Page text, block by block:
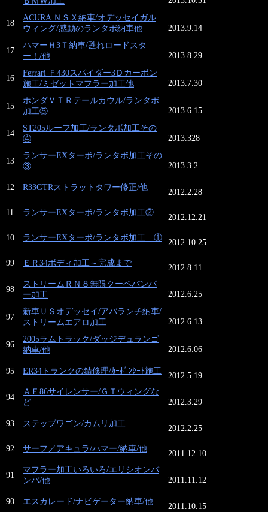
18
ACURA ＮＳＸ納車/オデッセイガル
ウィング/感動のランタボ納車他
2013.9.14
17
ハマーＨ3Ｔ納車/甦れロードスタ
ー！/他
2013.8.29
16
Ferrari Ｆ430スパイダー3Ｄカーボン
施工/ミゼットマフラー加工他
2013.7.30
15
ホンダＶＴＲテールカウル/ランタボ
加工⑤
2013.6.15
14
ST205ルーフ加工/ランタボ加工その
④
2013.328
13
ランサーEXターボ/ランタボ加工その
③
2013.3.2
12 R33GTRストラットタワー修正/他
2012.2.28
11 ランサーEXターボ/ランタボ加工②
2012.12.21
10 ランサーEXターボ/ランタボ加工 ①
2012.10.25
99 ＥＲ34ボディ加工～完成まで
2012.8.11
98
ストリームＲＮ８無限クーペバンパ
ー加工
2012.6.25
97
新車ＵＳオデッセイ/アバランチ納車/
ストリームエアロ加工
2012.6.13
96
2005ラムトラック/ダッジデュランゴ
納車/他
2012.6.06
95 ER34トランクの錆修理/ｶｰﾎﾞﾝｼｰﾄ施工
2012.5.19
94
ＡＥ86サイレンサー/ＧＴウィングな
ど
2012.3.29
93 ステップワゴン/カムリ加工
2012.2.25
92 サーフ／アキュラ/ハマー/納車/他
2011.12.10
91
マフラー加工いろいろ/エリシオンバ
ンパ/他
2011.11.12
90 エスカレード/ナビゲーター納車/他
2011.10.15